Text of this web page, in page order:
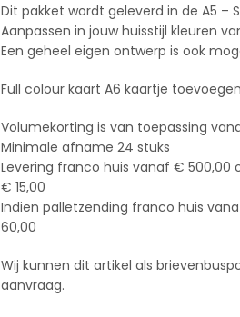
Dit pakket wordt geleverd in de A5 –
Aanpassen in jouw huisstijl kleuren
Een geheel eigen ontwerp is ook
Full colour kaart A6 kaartje
Volumekorting is van toepassing
Minimale afname 24 stuks
Levering franco huis vanaf € 500,00
€ 15,00
Indien palletzending franco huis
60,00
Wij kunnen dit artikel als
aanvraag.